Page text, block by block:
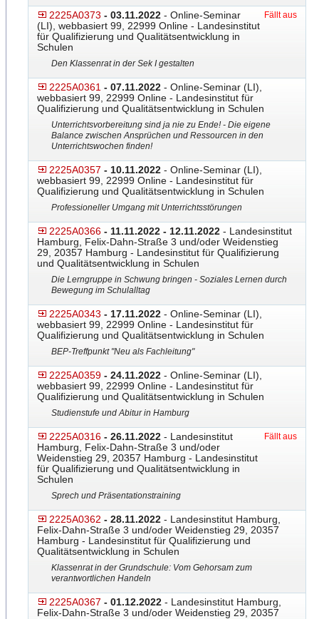
2225A0373 - 03.11.2022 - Online-Seminar
(LI), webbasiert 99, 22999 Online - Landesinstitut
für Qualifizierung und Qualitätsentwicklung in
Schulen
Fällt aus
Den Klassenrat in der Sek I gestalten
2225A0361 - 07.11.2022 - Online-Seminar (LI),
webbasiert 99, 22999 Online - Landesinstitut für
Qualifizierung und Qualitätsentwicklung in Schulen
Unterrichtsvorbereitung sind ja nie zu Ende! - Die eigene
Balance zwischen Ansprüchen und Ressourcen in den
Unterrichtswochen finden!
2225A0357 - 10.11.2022 - Online-Seminar (LI),
webbasiert 99, 22999 Online - Landesinstitut für
Qualifizierung und Qualitätsentwicklung in Schulen
Professioneller Umgang mit Unterrichtsstörungen
2225A0366 - 11.11.2022 - 12.11.2022 - Landesinstitut
Hamburg, Felix-Dahn-Straße 3 und/oder Weidenstieg
29, 20357 Hamburg - Landesinstitut für Qualifizierung
und Qualitätsentwicklung in Schulen
Die Lerngruppe in Schwung bringen - Soziales Lernen durch
Bewegung im Schulalltag
2225A0343 - 17.11.2022 - Online-Seminar (LI),
webbasiert 99, 22999 Online - Landesinstitut für
Qualifizierung und Qualitätsentwicklung in Schulen
BEP-Treffpunkt "Neu als Fachleitung"
2225A0359 - 24.11.2022 - Online-Seminar (LI),
webbasiert 99, 22999 Online - Landesinstitut für
Qualifizierung und Qualitätsentwicklung in Schulen
Studienstufe und Abitur in Hamburg
2225A0316 - 26.11.2022 - Landesinstitut
Hamburg, Felix-Dahn-Straße 3 und/oder
Weidenstieg 29, 20357 Hamburg - Landesinstitut
für Qualifizierung und Qualitätsentwicklung in
Schulen
Fällt aus
Sprech und Präsentationstraining
2225A0362 - 28.11.2022 - Landesinstitut Hamburg,
Felix-Dahn-Straße 3 und/oder Weidenstieg 29, 20357
Hamburg - Landesinstitut für Qualifizierung und
Qualitätsentwicklung in Schulen
Klassenrat in der Grundschule: Vom Gehorsam zum
verantwortlichen Handeln
2225A0367 - 01.12.2022 - Landesinstitut Hamburg,
Felix-Dahn-Straße 3 und/oder Weidenstieg 29, 20357